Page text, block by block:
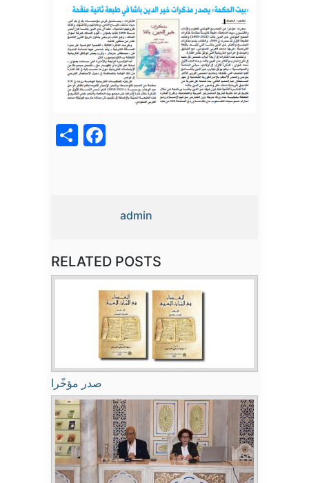
admin
RELATED POSTS
صدر مؤخّرا